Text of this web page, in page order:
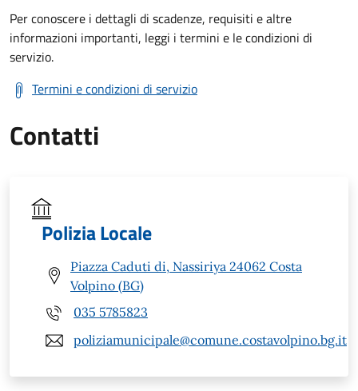
Per conoscere i dettagli di scadenze, requisiti e altre
informazioni importanti, leggi i termini e le condizioni di
servizio.
Termini e condizioni di servizio
Contatti
Polizia Locale
Piazza Caduti di, Nassiriya 24062 Costa
Volpino (BG)
035 5785823
poliziamunicipale@comune.costavolpino.bg.it